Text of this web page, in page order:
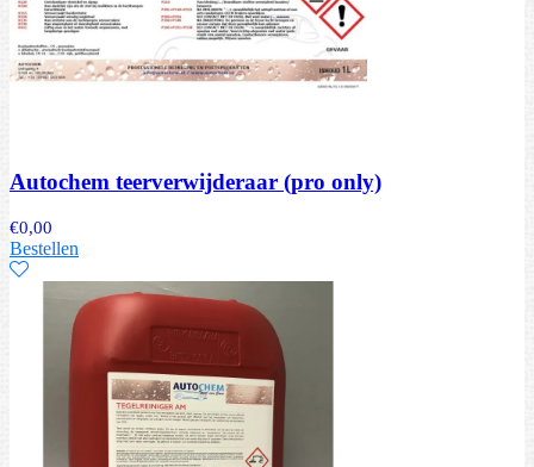
Autochem teerverwijderaar (pro only)
€0,00
Bestellen